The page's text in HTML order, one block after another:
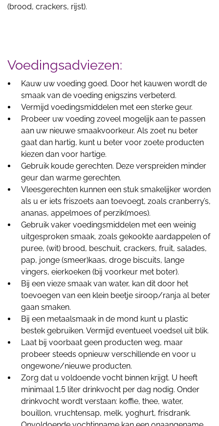
(brood, crackers, rijst).
Voedingsadviezen:
Kauw uw voeding goed. Door het kauwen wordt de
smaak van de voeding enigszins verbeterd.
Vermijd voedingsmiddelen met een sterke geur.
Probeer uw voeding zoveel mogelijk aan te passen
aan uw nieuwe smaakvoorkeur. Als zoet nu beter
gaat dan hartig, kunt u beter voor zoete producten
kiezen dan voor hartige.
Gebruik koude gerechten. Deze verspreiden minder
geur dan warme gerechten.
Vleesgerechten kunnen een stuk smakelijker worden
als u er iets friszoets aan toevoegt, zoals cranberry’s,
ananas, appelmoes of perzik(moes).
Gebruik vaker voedingsmiddelen met een weinig
uitgesproken smaak, zoals gekookte aardappelen of
puree, (wit) brood, beschuit, crackers, fruit, salades,
pap, jonge (smeer)kaas, droge biscuits, lange
vingers, eierkoeken (bij voorkeur met boter).
Bij een vieze smaak van water, kan dit door het
toevoegen van een klein beetje siroop/ranja al beter
gaan smaken.
Bij een metaalsmaak in de mond kunt u plastic
bestek gebruiken. Vermijd eventueel voedsel uit blik.
Laat bij voorbaat geen producten weg, maar
probeer steeds opnieuw verschillende en voor u
ongewone/nieuwe producten.
Zorg dat u voldoende vocht binnen krijgt. U heeft
minimaal 1,5 liter drinkvocht per dag nodig. Onder
drinkvocht wordt verstaan: koffie, thee, water,
bouillon, vruchtensap, melk, yoghurt, frisdrank.